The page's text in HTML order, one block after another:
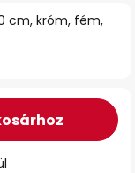
cm, króm, fém,